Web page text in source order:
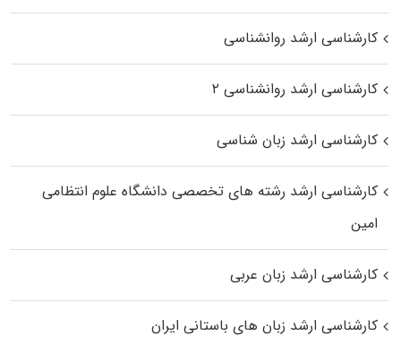
کارشناسی ارشد روانشناسی
کارشناسی ارشد روانشناسی ۲
کارشناسی ارشد زبان شناسی
کارشناسی ارشد رﺷﺘﻪ ﻫﺎی تخصصی داﻧﺸﮕﺎه ﻋﻠﻮم انتظامی
اﻣﻴﻦ
کارشناسی ارشد زبان عربی
کارشناسی ارشد زبان‌ های باستانی ایران